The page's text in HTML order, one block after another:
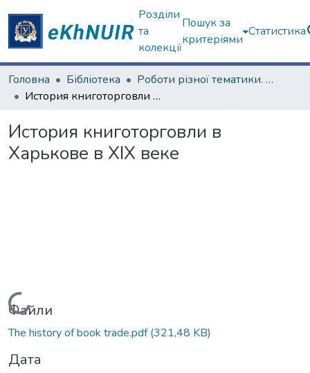
Розділи
та
колекції
Пошук за
критеріями
Статистика
Головна Бібліотека
Роботи різної тематики. ЦНБ
История книготорговли в Харькове в XIX веке
История книготорговли в
Харькове в XIX веке
Вантажиться...
Файли
The history of book trade.pdf(321,48 KB)
Дата